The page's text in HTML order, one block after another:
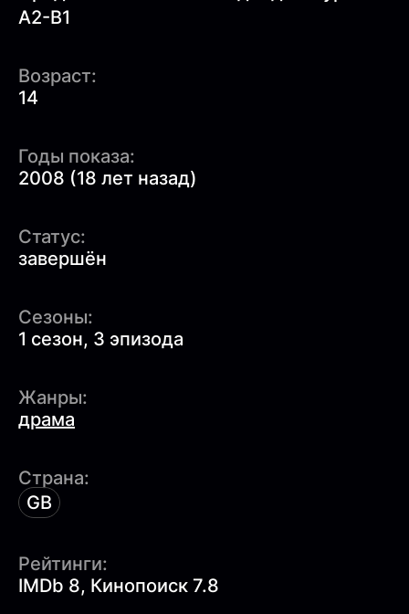
A2-B1
Возраст:
14
Годы показа:
2008 (18 лет назад)
Статус:
завершён
Сезоны:
1 сезон, 3 эпизода
Жанры:
драма
Страна:
GB
Рейтинги:
IMDb 8, Кинопоиск 7.8